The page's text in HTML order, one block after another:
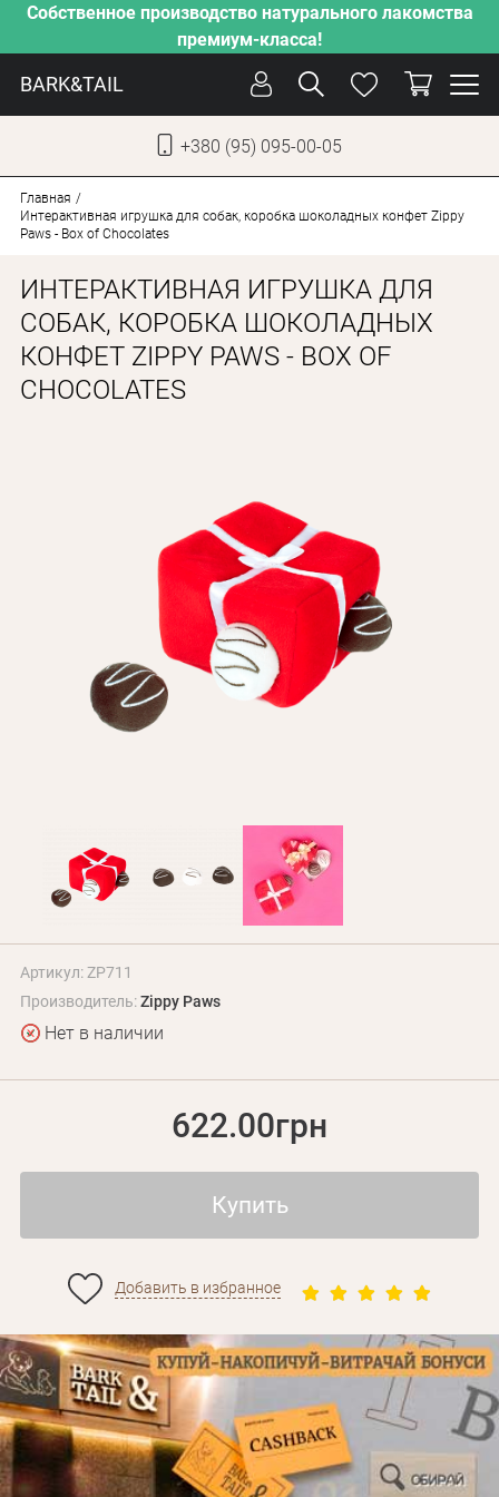
Собственное производство натурального лакомства
премиум-класса!
BARK&TAIL
+380 (95) 095-00-05
КОТЫ
ОТ ЖАРЫ
НАШЕ ПРОИЗВОДСТВО
БЛОГ
Оплата и доставка
Программа лояльности
О Нас
Оптовым клиентам
Главная
Интерактивная игрушка для собак, коробка шоколадных конфет Zippy
Paws - Box of Chocolates
ИНТЕРАКТИВНАЯ ИГРУШКА ДЛЯ
СОБАК, КОРОБКА ШОКОЛАДНЫХ
КОНФЕТ ZIPPY PAWS - BOX OF
CHOCOLATES
Артикул: ZP711
Производитель:Zippy Paws
Нет в наличии
622.00грн
Купить
Добавить в избранное
Личные данные